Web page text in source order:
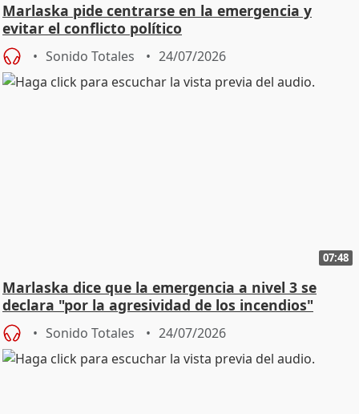
Marlaska pide centrarse en la emergencia y
evitar el conflicto político
Sonido Totales 24/07/2026
07:48
Marlaska dice que la emergencia a nivel 3 se
declara "por la agresividad de los incendios"
Sonido Totales 24/07/2026